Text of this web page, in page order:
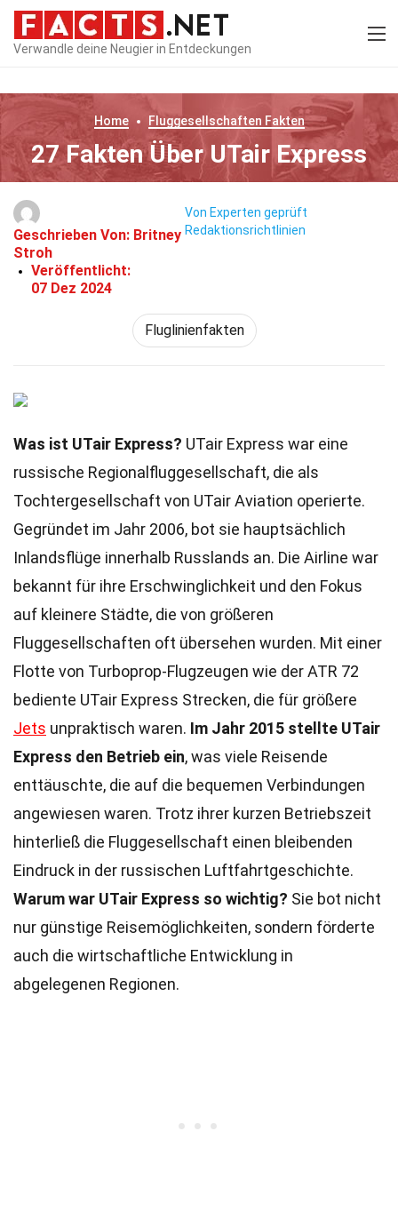
Verwandle deine Neugier in Entdeckungen
Home Fluggesellschaften Fakten
27 Fakten Über UTair Express
Geschrieben Von: Britney
Stroh
Veröffentlicht:
07 Dez 2024
Von Experten geprüft
Redaktionsrichtlinien
Fluglinienfakten
Was ist UTair Express? UTair Express war eine
russische Regionalfluggesellschaft, die als
Tochtergesellschaft von UTair Aviation operierte.
Gegründet im Jahr 2006, bot sie hauptsächlich
Inlandsflüge innerhalb Russlands an. Die Airline war
bekannt für ihre Erschwinglichkeit und den Fokus
auf kleinere Städte, die von größeren
Fluggesellschaften oft übersehen wurden. Mit einer
Flotte von Turboprop-Flugzeugen wie der ATR 72
bediente UTair Express Strecken, die für größere
Jets unpraktisch waren. Im Jahr 2015 stellte UTair
Express den Betrieb ein, was viele Reisende
enttäuschte, die auf die bequemen Verbindungen
angewiesen waren. Trotz ihrer kurzen Betriebszeit
hinterließ die Fluggesellschaft einen bleibenden
Eindruck in der russischen Luftfahrtgeschichte.
Warum war UTair Express so wichtig? Sie bot nicht
nur günstige Reisemöglichkeiten, sondern förderte
auch die wirtschaftliche Entwicklung in
abgelegenen Regionen.